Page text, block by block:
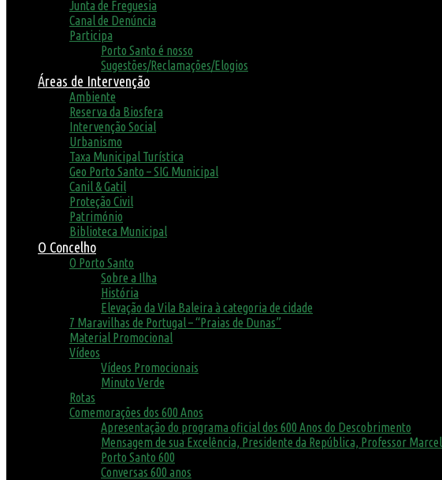
Junta de Freguesia
Canal de Denúncia
Participa
Porto Santo é nosso
Sugestões/Reclamações/Elogios
Áreas de Intervenção
Ambiente
Reserva da Biosfera
Intervenção Social
Urbanismo
Taxa Municipal Turística
Geo Porto Santo – SIG Municipal
Canil & Gatil
Proteção Civil
Património
Biblioteca Municipal
O Concelho
O Porto Santo
Sobre a Ilha
História
Elevação da Vila Baleira à categoria de cidade
7 Maravilhas de Portugal – “Praias de Dunas”
Material Promocional
Vídeos
Vídeos Promocionais
Minuto Verde
Rotas
Comemorações dos 600 Anos
Apresentação do programa oficial dos 600 Anos do Descobrimento
Mensagem de sua Excelência, Presidente da República, Professor
Porto Santo 600
Conversas 600 anos